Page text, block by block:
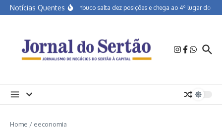
Ir para o conteúdo
Notícias QuentesPernambuco salta dez posições e chega ao 4º lugar do
Home / eeconomia